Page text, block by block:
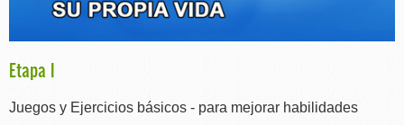
Etapa I
Juegos y Ejercicios básicos - para mejorar habilidades